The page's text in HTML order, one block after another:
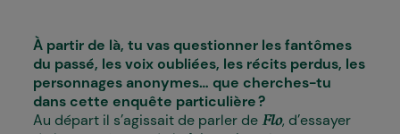
À partir de là, tu vas questionner les fantômes
du passé, les voix oubliées, les récits perdus, les
personnages anonymes… que cherches-tu
dans cette enquête particulière ?
Au départ il s’agissait de parler de Flo, d’essayer